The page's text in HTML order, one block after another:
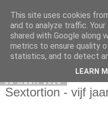
06 maart 2026
Sextortion - vijf
This site uses cookies
and to analyze traffic.
shared with Google along
metrics to ensure quality
statistics, and to detect
LEARN